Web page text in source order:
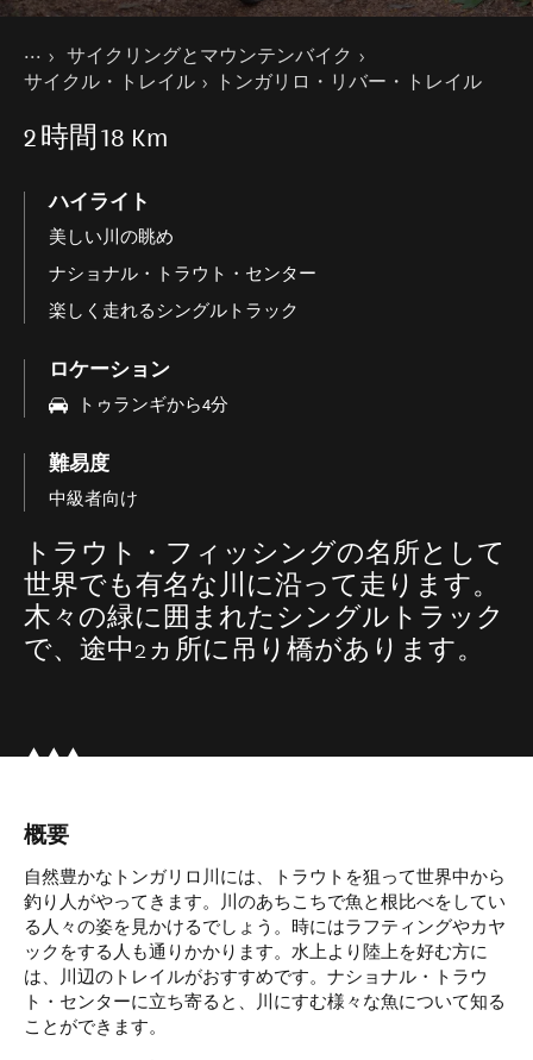
現在のページ
ホーム
ニュージーランドの楽しみ方
サイクリングとマウンテンバイク
サイクル・トレイル
トンガリロ・リバー・トレイル
2時間 18 Km
ハイライト
美しい川の眺め
ナショナル・トラウト・センター
楽しく走れるシングルトラック
ロケーション
トゥランギから4分
難易度
中級者向け
トラウト・フィッシングの名所として
世界でも有名な川に沿って走ります。
木々の緑に囲まれたシングルトラック
で、途中2ヵ所に吊り橋があります。
概要
自然豊かなトンガリロ川には、トラウトを狙って世界中から
釣り人がやってきます。川のあちこちで魚と根比べをしてい
る人々の姿を見かけるでしょう。時にはラフティングやカヤ
ックをする人も通りかかります。水上より陸上を好む方に
は、川辺のトレイルがおすすめです。ナショナル・トラウ
ト・センターに立ち寄ると、川にすむ様々な魚について知る
ことができます。